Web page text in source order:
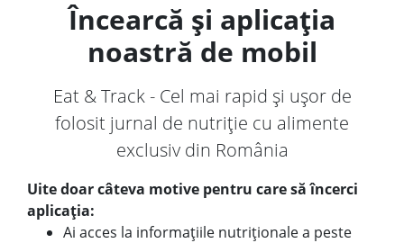
Încearcă și aplicația
noastră de mobil
Eat & Track - Cel mai rapid și ușor de
folosit jurnal de nutriție cu alimente
exclusiv din România
Uite doar câteva motive pentru care să încerci
aplicația:
Ai acces la informațiile nutriționale a peste